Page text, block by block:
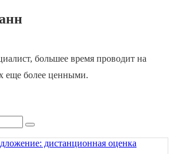
большее время проводит на
еще более ценными.